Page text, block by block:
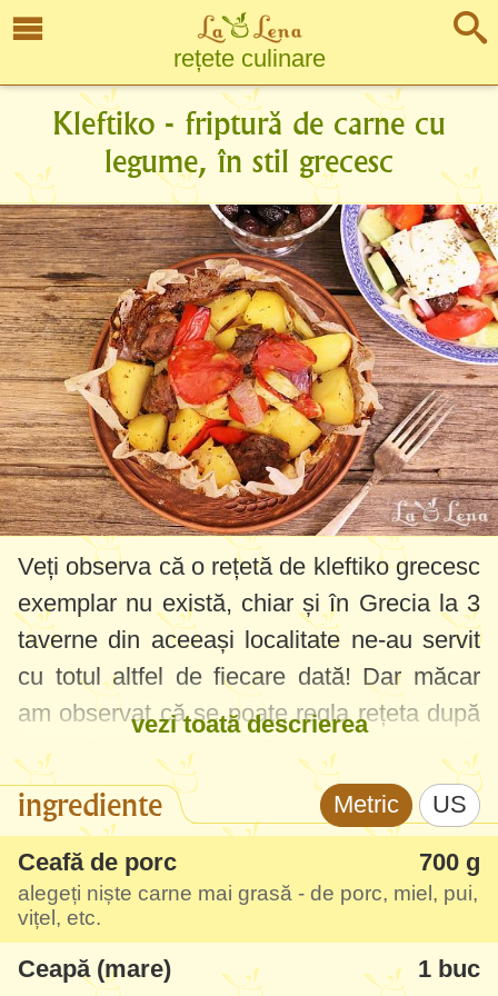
rețete culinare
Kleftiko - friptură de carne cu
legume, în stil grecesc
Veți observa că o rețetă de kleftiko grecesc
exemplar nu există, chiar și în Grecia la 3
taverne din aceeași localitate ne-au servit
cu totul altfel de fiecare dată! Dar măcar
am observat că se poate regla rețeta după
cum vă place și tot va fi cu arome grecești,
oricum delicioasă. Regula principală în
orice Kleftiko este să folosiți carne de miel,
dar....am mâncat și în combinații cu carne
de vițel, porc, pui. Era și una cu telemea,
se poate și așa variantă, dar pe mine nu m-
a impresionat atunci, urmează să mai
vezi toată descrierea
ingrediente Metric US
Ceafă de porc 700 g
alegeți niște carne mai grasă - de porc, miel, pui,
vițel, etc.
Ceapă (mare) 1 buc